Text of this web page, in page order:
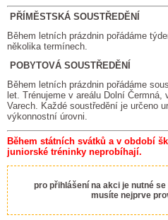
PŘÍMĚSTSKÁ SOUSTŘEDĚNÍ
Během letních prázdnin pořádáme
několika termínech.
POBYTOVÁ SOUSTŘEDĚNÍ
Během letních prázdnin pořádáme
let. Trénujeme v areálu Dolní
Varech. Každé soustředění je určeno
výkonnostní úrovni.
Během státních svátků a v období
juniorské tréninky neprobíhají.
pro přihlášení na akci je nutné
musíte nejprve